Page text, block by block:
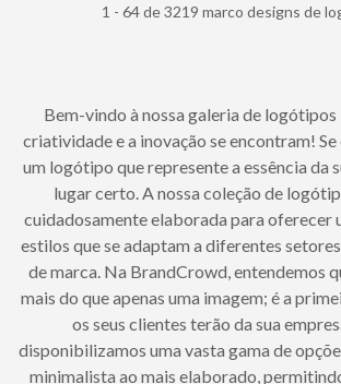
1 - 64 de 3219 marco designs de
Bem-vindo à nossa galeria de
criatividade e a inovação se encontram!
um logótipo que represente a essência da
lugar certo. A nossa coleção de
cuidadosamente elaborada para oferecer
estilos que se adaptam a diferentes
de marca. Na BrandCrowd, entendemos
mais do que apenas uma imagem; é a
os seus clientes terão da sua
disponibilizamos uma vasta gama de
minimalista ao mais elaborado,